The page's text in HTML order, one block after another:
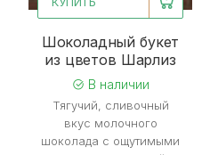
Шоколадный букет
из цветов Шарлиз
В наличии
Тягучий, сливочный
вкус молочного
шоколада с ощутимыми